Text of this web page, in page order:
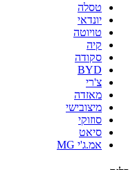
טסלה
יונדאי
טויוטה
קיה
סקודה
BYD
צ'רי
מאזדה
מיצובישי
סוזוקי
סיאט
אמ.ג'י MG